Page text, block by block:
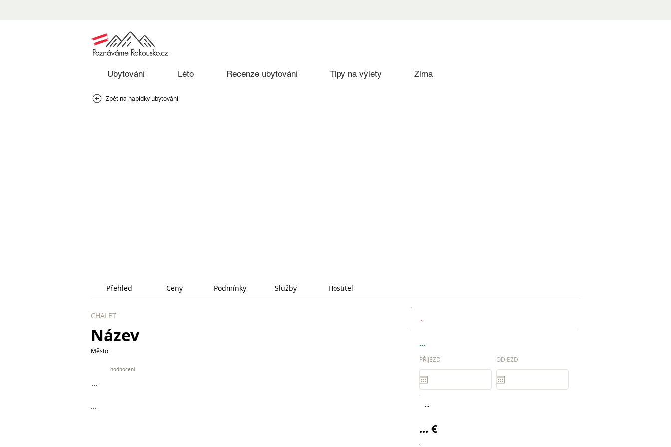
Ubytování Léto Recenze ubytování Tipy na výlety Zima
Zpět na nabídky ubytování
Přehled Ceny Podmínky Služby Hostitel
CHALET
Název
Město
hodnocení
...
...
...
...
PŘÍJEZD ODJEZD
...
... €
.